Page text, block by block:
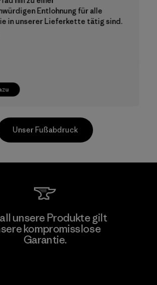
Entlohnung für alle
in unserer Lieferkette tätig sind.
Industries (Pvt)
Unser Fußabdruck
unsere Produkte gilt
kompromisslose
Garantie.